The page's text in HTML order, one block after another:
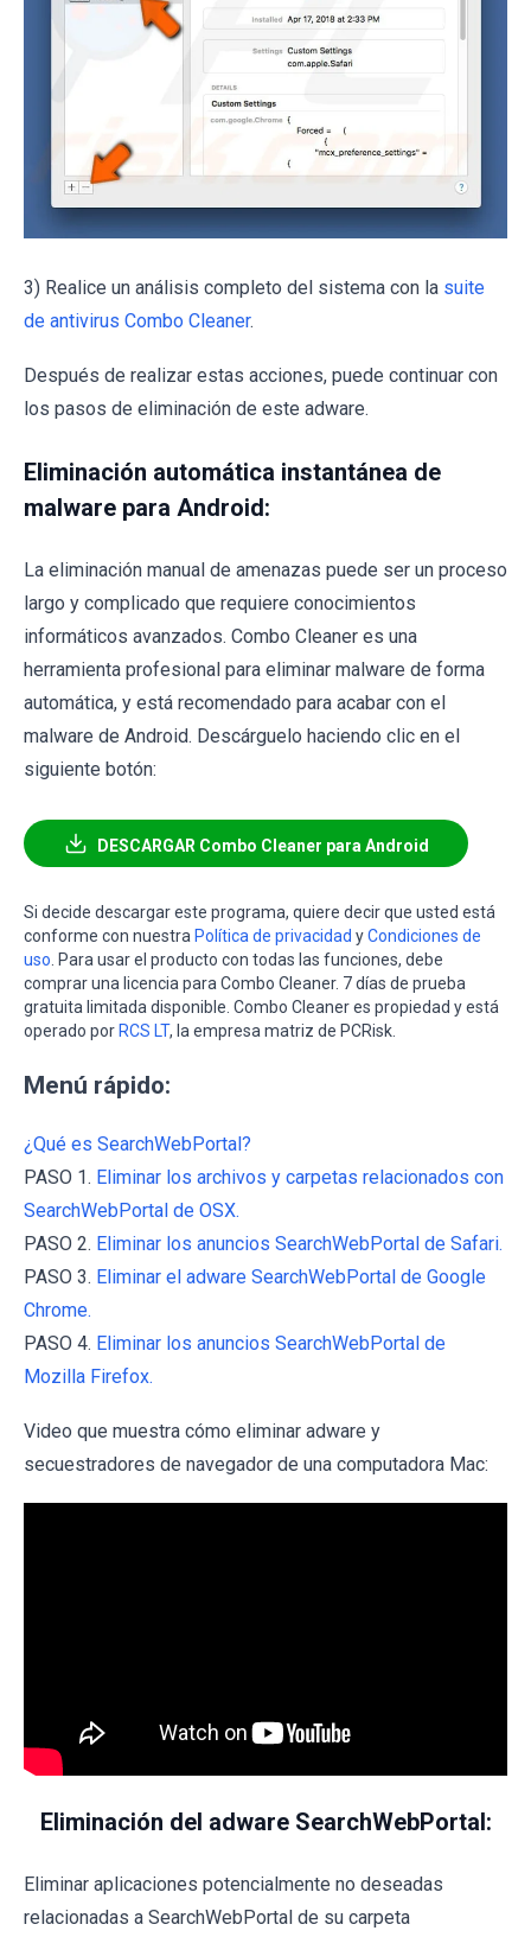
3) Realice un análisis completo del sistema con la suite
de antivirus Combo Cleaner.
Después de realizar estas acciones, puede continuar con
los pasos de eliminación de este adware.
Eliminación automática instantánea de
malware para Android:
La eliminación manual de amenazas puede ser un proceso
largo y complicado que requiere conocimientos
informáticos avanzados. Combo Cleaner es una
herramienta profesional para eliminar malware de forma
automática, y está recomendado para acabar con el
malware de Android. Descárguelo haciendo clic en el
siguiente botón:
DESCARGAR Combo Cleaner para Android
Si decide descargar este programa, quiere decir que usted está
conforme con nuestra Política de privacidad yCondiciones de
uso. Para usar el producto con todas las funciones, debe
comprar una licencia para Combo Cleaner. 7 días de prueba
gratuita limitada disponible. Combo Cleaner es propiedad y está
operado por RCS LT, la empresa matriz de PCRisk.
Menú rápido:
¿Qué es SearchWebPortal?
PASO 1. Eliminar los archivos y carpetas relacionados con
SearchWebPortal de OSX.
PASO 2. Eliminar los anuncios SearchWebPortal de Safari.
PASO 3. Eliminar el adware SearchWebPortal de Google
Chrome.
PASO 4. Eliminar los anuncios SearchWebPortal de
Mozilla Firefox.
Video que muestra cómo eliminar adware y
secuestradores de navegador de una computadora Mac:
Eliminación del adware SearchWebPortal:
Eliminar aplicaciones potencialmente no deseadas
relacionadas a SearchWebPortal de su carpeta